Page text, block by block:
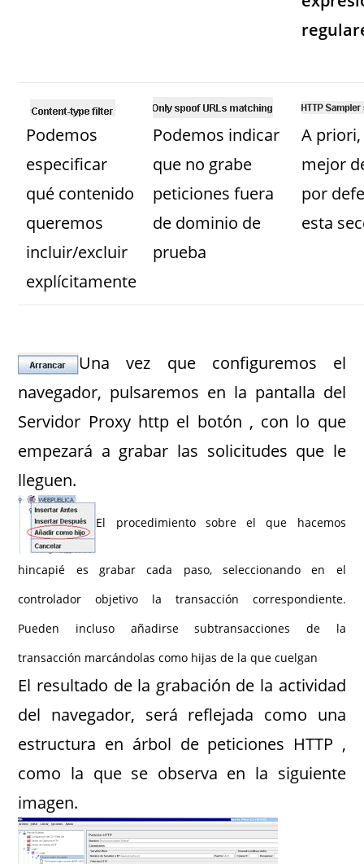
Podemos
especificar
qué contenido
queremos
incluir/excluir
explícitamente
Podemos indicar
que no grabe
peticiones fuera
de dominio de
prueba
A priori,
mejor
por
esta
Una vez que configuremos el
navegador, pulsaremos en la pantalla del
Servidor Proxy http el botón , con lo que
empezará a grabar las solicitudes que le
lleguen.
El procedimiento sobre el que hacemos
hincapié es grabar cada paso, seleccionando en el
controlador objetivo la transacción correspondiente.
Pueden incluso añadirse subtransacciones de la
transacción marcándolas como hijas de la que cuelgan
El resultado de la grabación de la actividad
del navegador, será reflejada como una
estructura en árbol de peticiones HTTP ,
como la que se observa en la siguiente
imagen.